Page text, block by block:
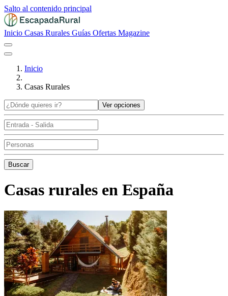
Salto al contenido principal
Inicio Casas Rurales Guías Ofertas Magazine
Inicio
Casas Rurales
Ver opciones
Buscar
Casas rurales en España